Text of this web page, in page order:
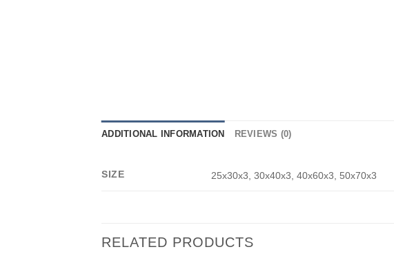
ADDITIONAL INFORMATION REVIEWS (0)
SIZE 25x30x3, 30x40x3, 40x60x3, 50x70x3
RELATED PRODUCTS